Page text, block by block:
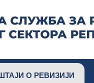
О РЕВИЗИЈИ